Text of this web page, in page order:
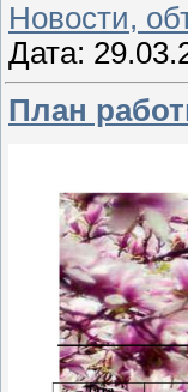
Новости,
Дата:
План